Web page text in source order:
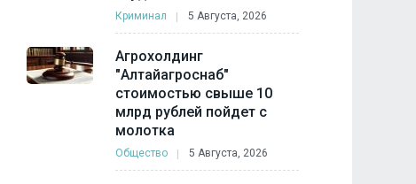
Криминал 5 Августа, 2026
Агрохолдинг
"Алтайагроснаб"
стоимостью свыше 10
млрд рублей пойдет с
молотка
Общество 5 Августа, 2026